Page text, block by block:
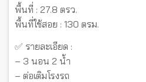
พื้นที่ : 27.8 ตรว.
พื้นที่ใช้สอย : 130 ตรม.
✅ รายละเอียด :
– 3 นอน 2 น้ำ
– ต่อเติมโรงรถ